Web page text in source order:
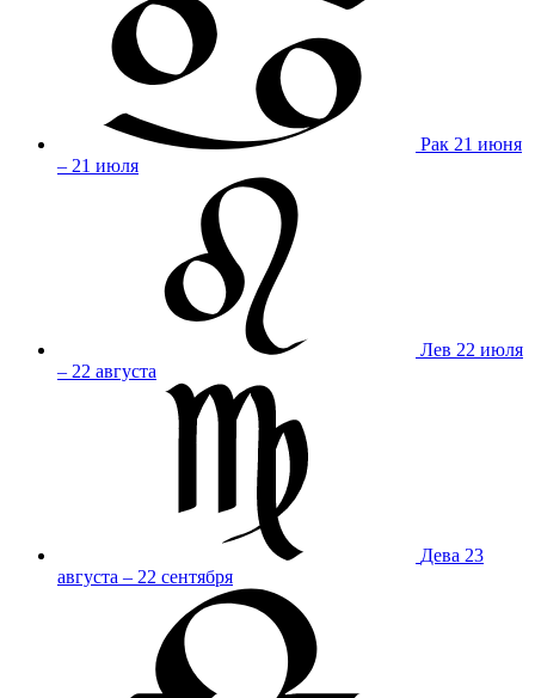
Рак 21 июня
– 21 июля
Лев 22 июля
– 22 августа
Дева 23
августа – 22 сентября